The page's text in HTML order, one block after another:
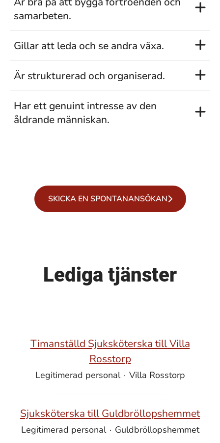
samarbeten.
Gillar att leda och se andra växa.
Är strukturerad och organiserad.
Har ett genuint intresse av den
åldrande människan.
SKICKA EN SPONTANANSÖKAN
Lediga tjänster
Timanställd Sjuksköterska till Villa
Rosstorp
Legitimerad personal · Villa Rosstorp
Sjuksköterska till Guldbröllopshemmet
Legitimerad personal · Guldbröllopshemmet